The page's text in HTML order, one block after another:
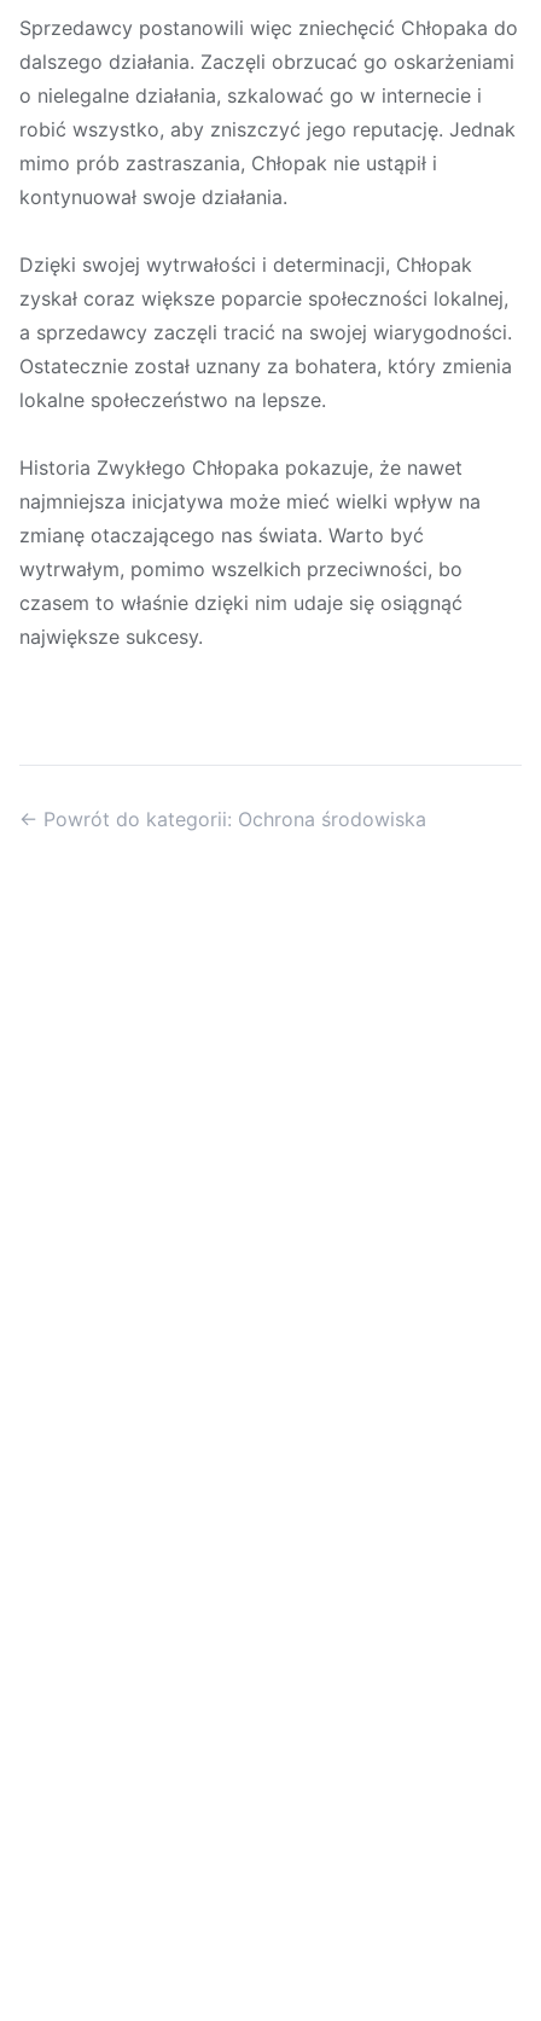
Sprzedawcy postanowili więc zniechęcić Chłopaka do
dalszego działania. Zaczęli obrzucać go oskarżeniami
o nielegalne działania, szkalować go w internecie i
robić wszystko, aby zniszczyć jego reputację. Jednak
mimo prób zastraszania, Chłopak nie ustąpił i
kontynuował swoje działania.
Dzięki swojej wytrwałości i determinacji, Chłopak
zyskał coraz większe poparcie społeczności lokalnej,
a sprzedawcy zaczęli tracić na swojej wiarygodności.
Ostatecznie został uznany za bohatera, który zmienia
lokalne społeczeństwo na lepsze.
Historia Zwykłego Chłopaka pokazuje, że nawet
najmniejsza inicjatywa może mieć wielki wpływ na
zmianę otaczającego nas świata. Warto być
wytrwałym, pomimo wszelkich przeciwności, bo
czasem to właśnie dzięki nim udaje się osiągnąć
największe sukcesy.
← Powrót do kategorii: Ochrona środowiska